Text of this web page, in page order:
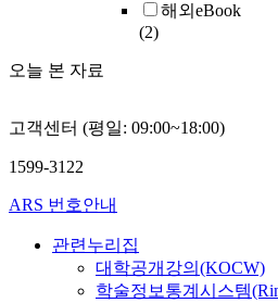
해외eBook
(2)
오늘 본 자료
고객센터 (평일: 09:00~18:00)
1599-3122
ARS 번호안내
관련누리집
대학공개강의(KOCW)
학술정보통계시스템